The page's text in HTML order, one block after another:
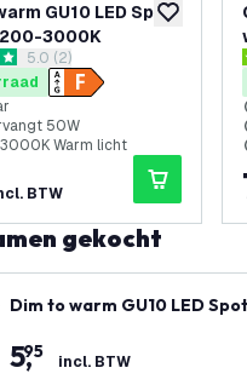
toevoegen
GU10 LED Spot
3000K
reviews drawer openen
5.0 (2)
50W
Warm licht
BTW
gekocht
Dim to warm GU10 LED
5,
95 incl. BTW